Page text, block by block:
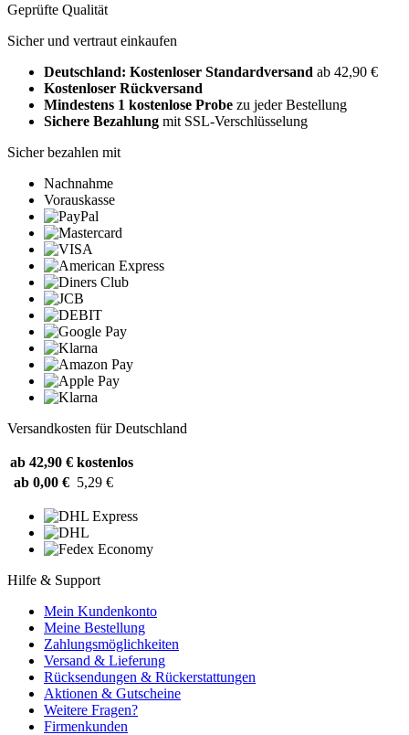
Geprüfte Qualität
Sicher und vertraut einkaufen
Deutschland: Kostenloser Standardversand ab 42,90 €
Kostenloser Rückversand
Mindestens 1 kostenlose Probe zu jeder Bestellung
Sichere Bezahlung mit SSL-Verschlüsselung
Sicher bezahlen mit
Nachnahme
Vorauskasse
Versandkosten für Deutschland
ab 42,90 € kostenlos
ab 0,00 € 5,29 €
Hilfe & Support
Mein Kundenkonto
Meine Bestellung
Zahlungsmöglichkeiten
Versand & Lieferung
Rücksendungen & Rückerstattungen
Aktionen & Gutscheine
Weitere Fragen?
Firmenkunden